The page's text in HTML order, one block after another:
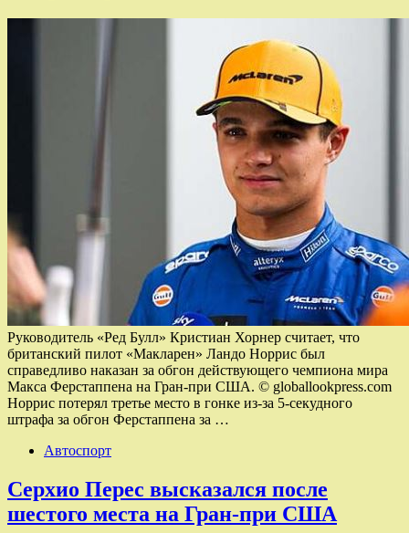
Руководитель «Ред Булл» Кристиан Хорнер считает, что
британский пилот «Макларен» Ландо Норрис был
справедливо наказан за обгон действующего чемпиона мира
Макса Ферстаппена на Гран‑при США. © globallookpress.com
Норрис потерял третье место в гонке из‑за 5‑секудного
штрафа за обгон Ферстаппена за …
Автоспорт
Серхио Перес высказался после
шестого места на Гран-при США